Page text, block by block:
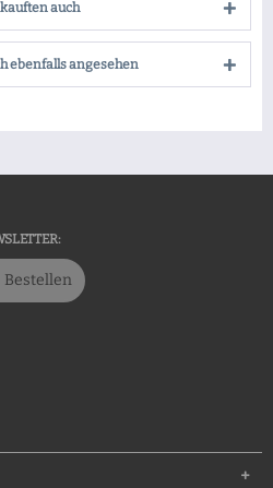
auch
ebenfalls angesehen
Bestellen